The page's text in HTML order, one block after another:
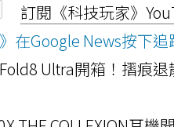
訂閱《科技玩家》
在Google News按下
Ultra開箱！摺痕